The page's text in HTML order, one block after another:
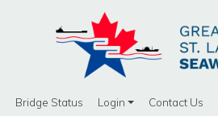
Bridge Status Login Contact Us